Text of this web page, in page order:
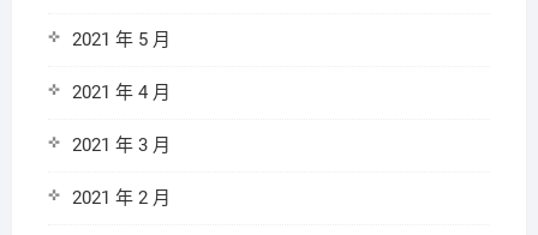
2021 年 5 月
2021 年 4 月
2021 年 3 月
2021 年 2 月